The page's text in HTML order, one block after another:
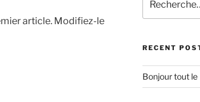
article. Modifiez-le
pour
:
RECENT
Bonjour tout le